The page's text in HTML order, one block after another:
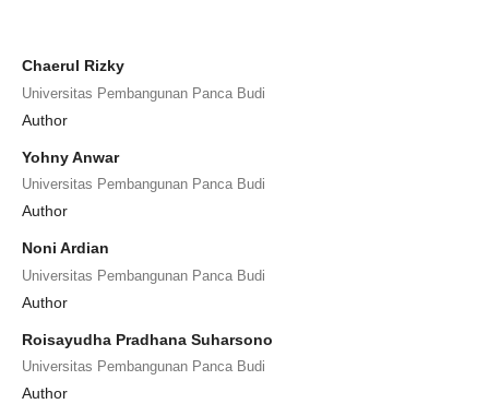
Chaerul Rizky
Universitas Pembangunan Panca Budi
Author
Yohny Anwar
Universitas Pembangunan Panca Budi
Author
Noni Ardian
Universitas Pembangunan Panca Budi
Author
Roisayudha Pradhana Suharsono
Universitas Pembangunan Panca Budi
Author